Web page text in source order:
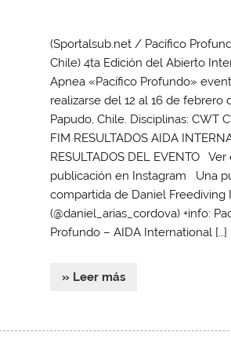
(Sportalsub.net / Pacífico
Chile) 4ta Edición del Abierto
Apnea «Pacífico Profundo»
realizarse del 12 al 16 de febrero
Papudo, Chile. Disciplinas: CWT
FIM RESULTADOS AIDA
RESULTADOS DEL EVENTO Ver
publicación en Instagram Una
compartida de Daniel Freediving
(@daniel_arias_cordova) +info:
Profundo – AIDA International […]
» Leer más